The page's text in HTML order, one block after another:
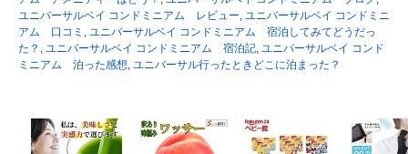
ユニバーサルベイ コンドミニアム レビュー, ユニバーサルベイ コンドミニ
アム 口コミ , ユニバーサルベイ コンドミニアム 宿泊してみてどうだっ
た？ , ユニバーサルベイ コンドミニアム 宿泊記, ユニバーサルベイ コンド
ミニアム 泊った感想, ユニバーサル行ったときどこに泊まった？